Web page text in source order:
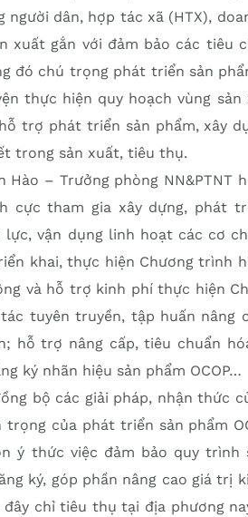
người dân, hợp tác xã (HTX),
xuất gắn với đảm bảo các tiêu
đó chú trọng phát triển sản
thực hiện quy hoạch vùng
trợ phát triển sản phẩm, xây
trong sản xuất, tiêu thụ.
Hào – Trưởng phòng
cực tham gia xây dựng, phát
lực, vận dụng linh hoạt các cơ
khai, thực hiện Chương trình
và hỗ trợ kinh phí thực hiện
tuyên truyền, tập huấn nâng
hỗ trợ nâng cấp, tiêu chuẩn
ký nhãn hiệu sản phẩm OCOP…
bộ các giải pháp, nhận thức
trọng của phát triển sản phẩm
ý thức việc đảm bảo quy trình
ký, góp phần nâng cao giá trị
chỉ tiêu thụ tại địa phương